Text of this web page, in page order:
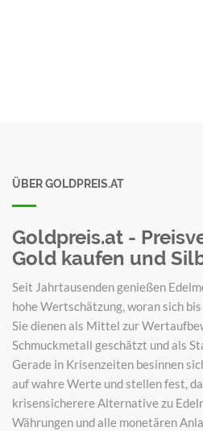
ÜBER GOLDPREIS.AT
Goldpreis.at -
Gold kaufen und
Seit Jahrtausenden genießen
hohe Wertschätzung, woran sich
Sie dienen als Mittel zur
Schmuckmetall geschätzt und als
Gerade in Krisenzeiten besinnen
auf wahre Werte und stellen fest,
krisensicherere Alternative zu
Währungen und alle monetären